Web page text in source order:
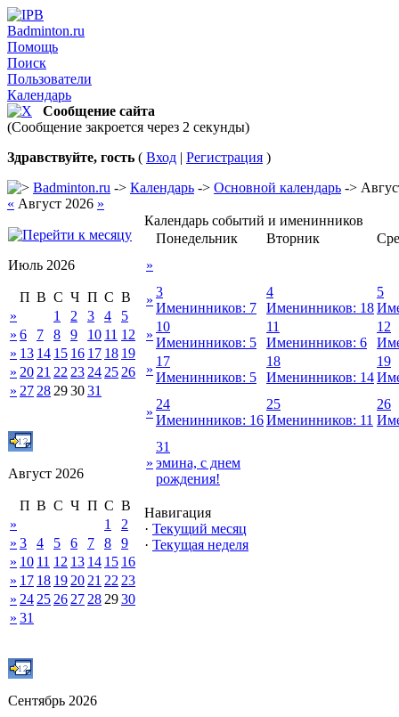
Badminton.ru
Помощь
Поиск
Пользователи
Календарь
Сообщение сайта
(Сообщение закроется через 2 секунды)
Здравствуйте, гость ( Вход | Регистрация )
Badminton.ru -> Календарь -> Основной календарь ->
« Август 2026 »
Июль 2026
П В С Ч П С В
»
1 2 3 4
5
» 6 7 8 9 10 11 12
» 13 14 15 16 17 18 19
» 20 21 22 23 24 25 26
» 27 28 293031
Август 2026
П В С Ч П С В
»
1
2
» 3 4 5 6 7 8
9
» 10 11 12 13 14 15 16
» 17 18 19 20 21 22 23
» 24 25 26 27 28 2930
» 31
Сентябрь 2026
Календарь событий и именинников
Понедельник
Вторник
»
»
3
Именинников: 7
4
Именинников: 18
5
»
10
Именинников: 5
11
Именинников: 6
12
»
17
Именинников: 5
18
Именинников: 14
19
»
24
Именинников: 16
25
Именинников: 11
26
»
31
эмина, с днем
рождения!
Навигация
· Текущий месяц
· Текущая неделя